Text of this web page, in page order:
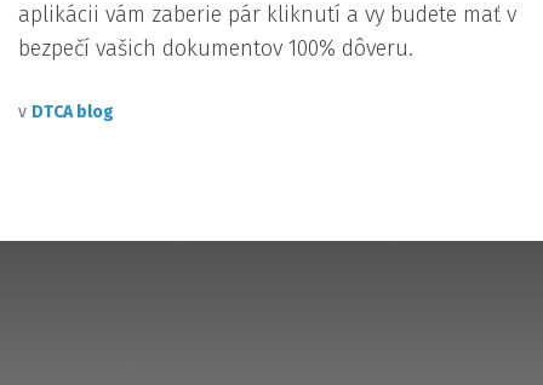
aplikácii vám zaberie pár kliknutí a vy budete mať v
bezpečí vašich dokumentov 100% dôveru.
v DTCA blog